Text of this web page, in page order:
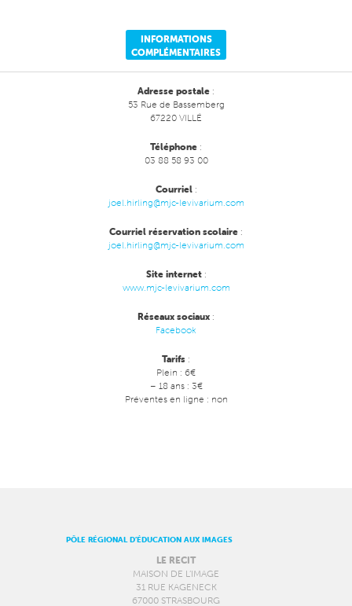
INFORMATIONS
COMPLÉMENTAIRES
Adresse postale :
53 Rue de Bassemberg
67220 VILLÉ
Téléphone :
03 88 58 93 00
Courriel :
joel.hirling@mjc-levivarium.com
Courriel réservation scolaire :
joel.hirling@mjc-levivarium.com
Site internet :
www.mjc-levivarium.com
Réseaux sociaux :
Facebook
Tarifs :
Plein : 6€
– 18 ans : 3€
Préventes en ligne : non
PÔLE RÉGIONAL D’ÉDUCATION AUX IMAGES
LE RECIT
MAISON DE L’IMAGE
31 RUE KAGENECK
67000 STRASBOURG